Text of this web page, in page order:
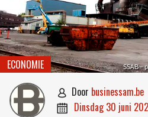
SSAB
ECONOMIE
 door businessam.be
 dinsdag 30 juni